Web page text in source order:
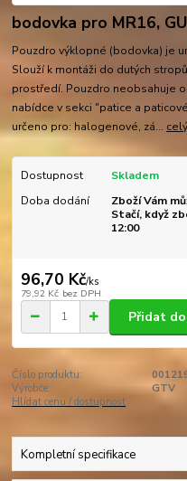
bodovka pro MR16,
Pouzdro výklopné (bodovka) je
Slouží k montáži do dutých
prostředí. Pouzdro neobsahuje
nabídce v sekci "patice a
určeno pro: halogenové, zá...
Dostupnost
Skladem
Doba dodání
Zboží Vám
Stačí, když
12:00
96,70 Kč/ks
79,92 Kč bez DPH
Přidat
Číslo produktu:
Výrobce:
GTV
Hlídat cenu / dostupnost
Kompletní specifikace